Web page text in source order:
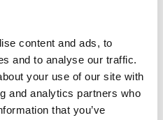
content and ads, to
and to analyse our traffic.
your use of our site with
and analytics partners who
that you’ve
På messen